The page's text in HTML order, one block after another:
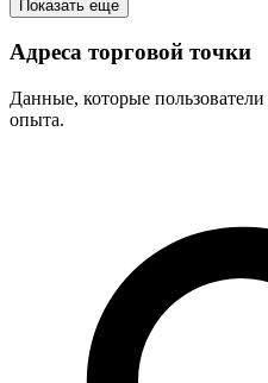
Показать еще
Адреса торговой точки
Данные, которые
опыта.